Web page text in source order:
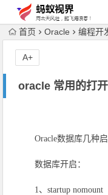
首页 Oracle 编程开
oracle 常用的打
A+
Oracle数据库几种
数据库开启：
1、startup nomount